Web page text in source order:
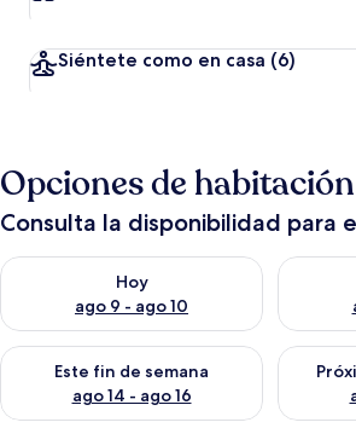
Siéntete como en casa (6)
Opciones de habitación
Consulta la disponibilidad para
Hoy
ago 9 - ago 10
Consulta la disponibilidad para hoy ago 9
Este fin de semana
ago 14 - ago 16
Consulta la disponibilidad para este fin